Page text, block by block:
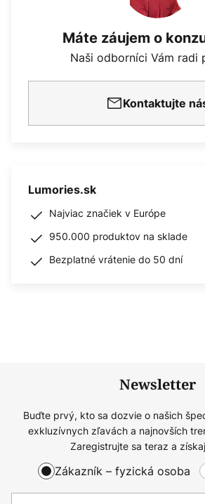
Máte záujem o
Naši odborníci Vám radi
Kontaktujte
Lumories.sk
Najviac značiek v Európe
950.000 produktov na sklade
Bezplatné vrátenie do 50 dní
Newsletter
Buďte prvý, kto sa dozvie o našich
exkluzívnych zľavách a najnovších
Zaregistrujte sa teraz a
Zákazník – fyzická osoba